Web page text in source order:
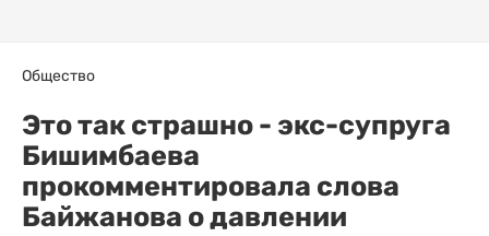
Общество
Это так страшно - экс-супруга
Бишимбаева
прокомментировала слова
Байжанова о давлении